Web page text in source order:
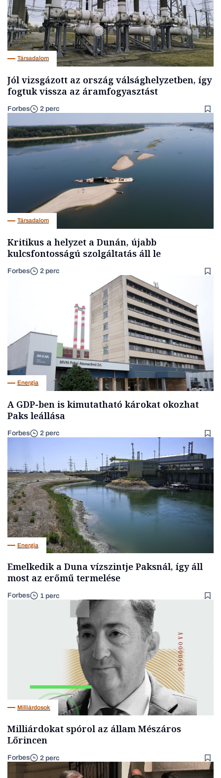
Társadalom
Jól vizsgázott az ország válsághelyzetben, így
fogtuk vissza az áramfogyasztást
Forbes 2 perc
Társadalom
Kritikus a helyzet a Dunán, újabb
kulcsfontosságú szolgáltatás áll le
Forbes 2 perc
Energia
A GDP-ben is kimutatható károkat okozhat
Paks leállása
Forbes 2 perc
Energia
Emelkedik a Duna vízszintje Paksnál, így áll
most az erőmű termelése
Forbes 1 perc
Milliárdosok
Milliárdokat spórol az állam Mészáros
Lőrincen
Forbes 2 perc